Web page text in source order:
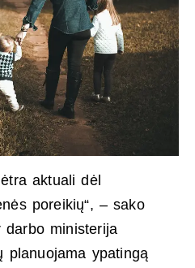
aktuali dėl
poreikių“, – sako
darbo ministerija
planuojama ypatingą